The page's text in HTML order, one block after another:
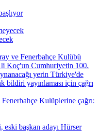
Kulüplerine çağrı: